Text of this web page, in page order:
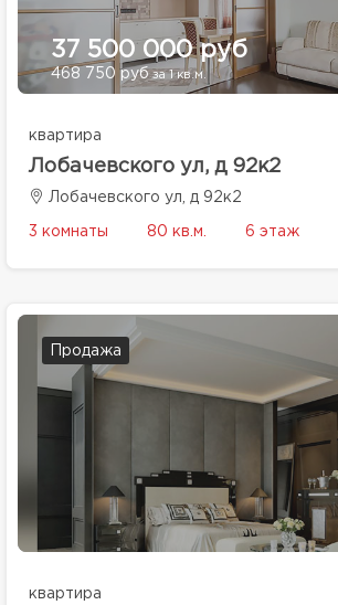
37 500 000 руб
468 750 рубза 1 кв.м.
квартира
Лобачевского ул, д 92к2
Лобачевского ул, д 92к2
3 комнаты 80 кв.м. 6 этаж
Продажа
квартира